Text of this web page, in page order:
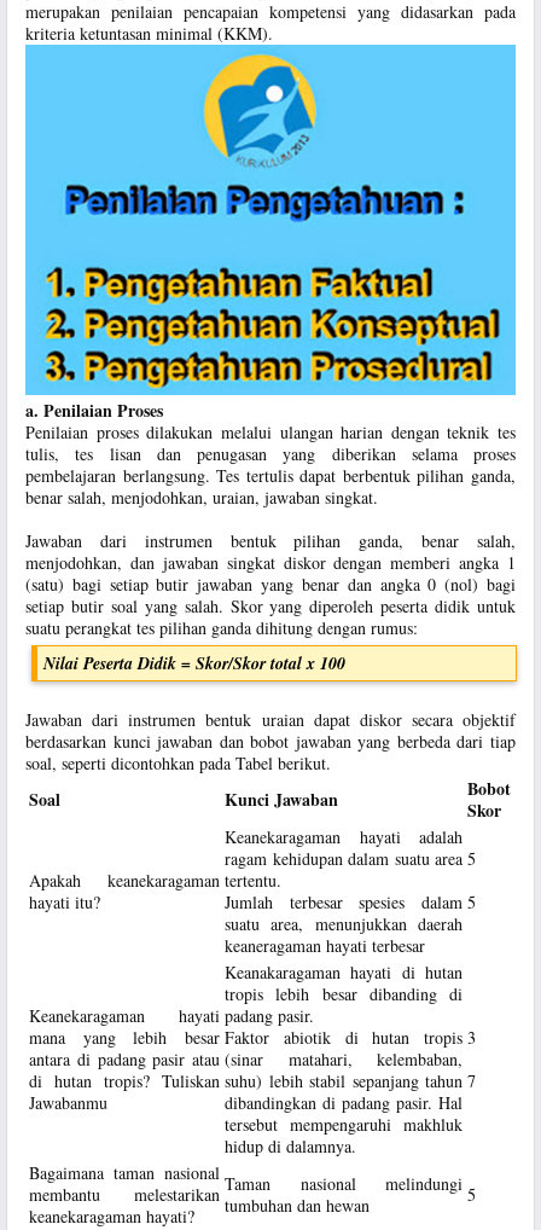
merupakan penilaian pencapaian kompetensi yang didasarkan pada
kriteria ketuntasan minimal (KKM).
a. Penilaian Proses
Penilaian proses dilakukan melalui ulangan harian dengan teknik tes
tulis, tes lisan dan penugasan yang diberikan selama proses
pembelajaran berlangsung. Tes tertulis dapat berbentuk pilihan ganda,
benar salah, menjodohkan, uraian, jawaban singkat.
Jawaban dari instrumen bentuk pilihan ganda, benar salah,
menjodohkan, dan jawaban singkat diskor dengan memberi angka 1
(satu) bagi setiap butir jawaban yang benar dan angka 0 (nol) bagi
setiap butir soal yang salah. Skor yang diperoleh peserta didik untuk
suatu perangkat tes pilihan ganda dihitung dengan rumus:
Nilai Peserta Didik = Skor/Skor total x 100
Jawaban dari instrumen bentuk uraian dapat diskor secara objektif
berdasarkan kunci jawaban dan bobot jawaban yang berbeda dari tiap
soal, seperti dicontohkan pada Tabel berikut.
Soal Kunci Jawaban
Bobot
Skor
Apakah keanekaragaman
hayati itu?
Keanekaragaman hayati adalah
ragam kehidupan dalam suatu area
tertentu.
Jumlah terbesar spesies dalam
suatu area, menunjukkan daerah
keaneragaman hayati terbesar
5
5
Keanekaragaman hayati
mana yang lebih besar
antara di padang pasir atau
di hutan tropis? Tuliskan
Jawabanmu
Keanakaragaman hayati di hutan
tropis lebih besar dibanding di
padang pasir.
Faktor abiotik di hutan tropis
(sinar matahari, kelembaban,
suhu) lebih stabil sepanjang tahun
dibandingkan di padang pasir. Hal
tersebut mempengaruhi makhluk
hidup di dalamnya.
3
7
Bagaimana taman nasional
membantu melestarikan
keanekaragaman hayati?
Taman nasional melindungi
tumbuhan dan hewan
5